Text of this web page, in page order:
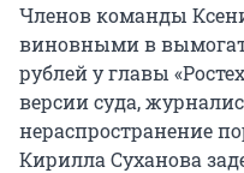
Членов команды
виновными в
рублей у главы
версии суда,
нераспространение
Кирилла Суханова